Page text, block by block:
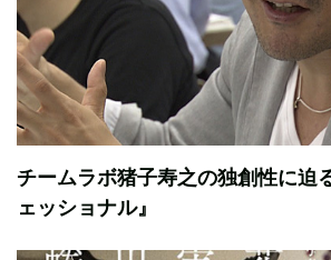
チームラボ猪子寿之の独創性に迫
ェッショナル』